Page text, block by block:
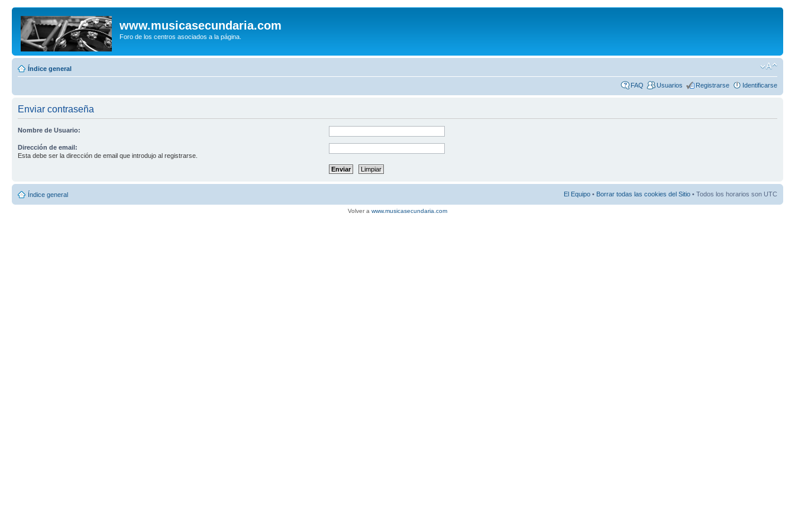
www.musicasecundaria.com
Foro de los centros asociados a la página.
Índice general
FAQ Usuarios Registrarse Identificarse
Enviar contraseña
Nombre de Usuario:
Dirección de email:
Esta debe ser la dirección de email que introdujo al registrarse.
Índice general El Equipo • Borrar todas las cookies del Sitio • Todos los horarios son UTC
Volver a www.musicasecundaria.com